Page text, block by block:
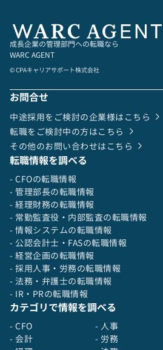
バーチャル業界での事業展開
会計ソフト：クラウド会計
Notion
・税務対応 (顧問税理士と
・他部門を巻き込んだオペ
人対応、開示資料の作成な
・上場後の開示業務（計
・その他、コーポレートガ
ェクト推進
決算期：6月
会計ソフト：クラウド会計
【会社概要】
2018年創業以来、電力需
ー調達の最適化を推進する
主力プロダクトである法人
クションをはじめ、環境価
陽光発電設備導入のシステ
開発しています。テクノロ
グを組み合わせた独自のソ
徴です。
法人向け電力リバースオー
扱総額も900億円を突破す
エネルギーはすべての産
成長企業の管理部門への転職なら
WARC AGENT
© CPAキャリアサポート株式会社
お問合せ
中途採用をご検討の企業様はこちら
転職をご検討中の方はこちら
その他のお問い合わせはこちら
転職情報を調べる
- CFOの転職情報
- 管理部長の転職情報
- 経理財務の転職情報
- 常勤監査役・内部監査の転職情報
- 情報システムの転職情報
- 公認会計士・FASの転職情報
- 経営企画の転職情報
- 採用人事・労務の転職情報
- 法務・弁護士の転職情報
- IR・PRの転職情報
カテゴリで情報を調べる
- CFO
- 会計
- 人事
- 労務